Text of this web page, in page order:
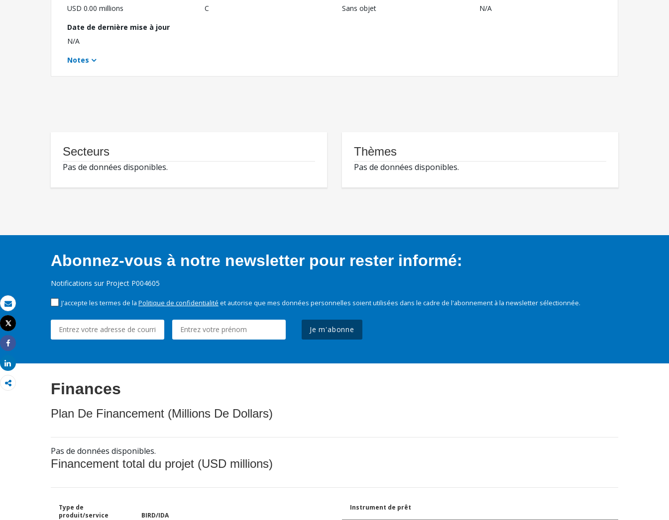
Email
Imprimer
Tweet
Share
Share
USD 0.00 millions
C
Sans objet
N/A
Date de dernière mise à jour
N/A
Notes
Secteurs
Pas de données disponibles.
Thèmes
Pas de données disponibles.
Abonnez-vous à notre newsletter pour rester informé:
Notifications sur Project P004605
J'accepte les termes de la Politique de confidentialité et autorise que mes données personnelles soient utilisées dans le cadre de l'abonnement à la newsletter sélectionnée.
Je m'abonne
Finances
Plan De Financement (Millions De Dollars)
Pas de données disponibles.
Financement total du projet (USD millions)
Type de
produit/service
BIRD/IDA
Instrument de prêt